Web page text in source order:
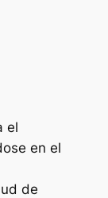
el
en el
de